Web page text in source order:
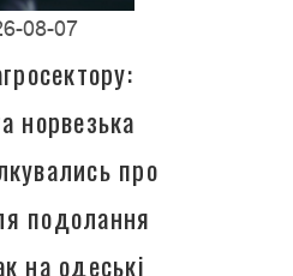
08-07
норвезька
про
подолання
на одеські